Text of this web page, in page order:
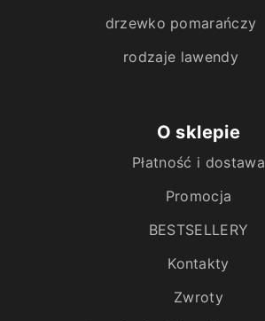
drzewko pomarańczy
rodzaje lawendy
O sklepie
Płatność i dostawa
Promocja
BESTSELLERY
Kontakty
Zwroty